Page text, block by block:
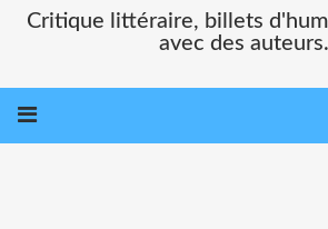
Critique littéraire, billets
avec des